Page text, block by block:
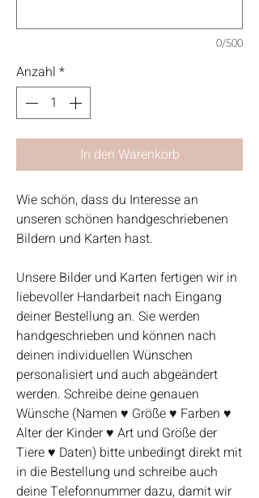
0/500
Anzahl *
In den Warenkorb
Wie schön, dass du Interesse an
unseren schönen handgeschriebenen
Bildern und Karten hast.
Unsere Bilder und Karten fertigen wir in
liebevoller Handarbeit nach Eingang
deiner Bestellung an. Sie werden
handgeschrieben und können nach
deinen individuellen Wünschen
personalisiert und auch abgeändert
werden. Schreibe deine genauen
Wünsche (Namen ♥ Größe ♥ Farben ♥
Alter der Kinder ♥ Art und Größe der
Tiere ♥ Daten) bitte unbedingt direkt mit
in die Bestellung und schreibe auch
deine Telefonnummer dazu, damit wir